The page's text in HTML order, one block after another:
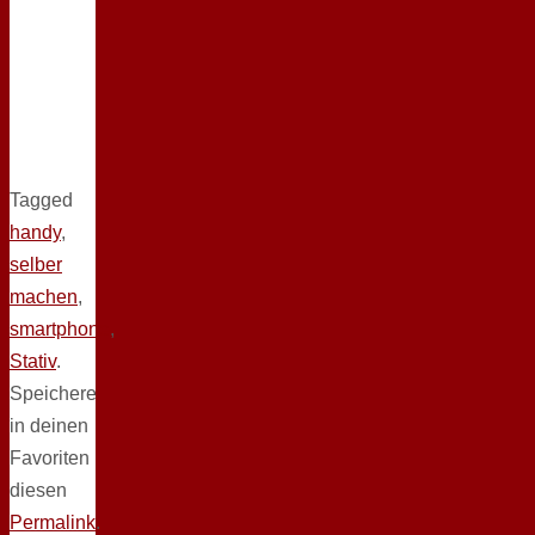
Tagged
handy,
selber
machen,
smartphone ,
Stativ.
Speichere
in deinen
Favoriten
diesen
Permalink.